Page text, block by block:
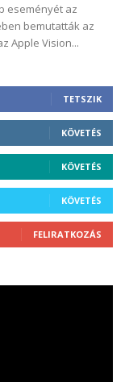
eseményét az
bemutatták az
Apple Vision...
TETSZIK
KÖVETÉS
KÖVETÉS
KÖVETÉS
FELIRATKOZÁS